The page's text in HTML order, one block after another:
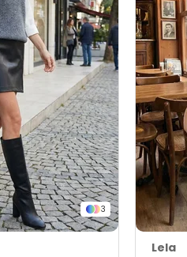
3
Lela